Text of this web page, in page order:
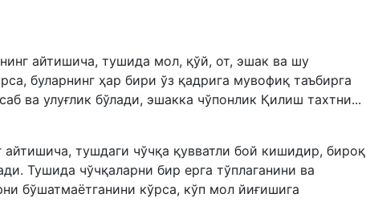
айтишича, тушида мол, қўй, от, эшак ва шу
буларнинг ҳар бири ўз қадрига мувофиқ таъбирга
ва улуғлик бўлади, эшакка чўпонлик Қилиш тахтни...
тушдаги чўчқа қувватли бой кишидир, бироқ
Тушида чўчқаларни бир ерга тўплаганини ва
бўшатмаётганини кўрса, кўп мол йиғишига